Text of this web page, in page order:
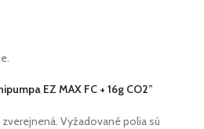
EZ MAX FC + 16g CO2”
Vyžadované polia sú